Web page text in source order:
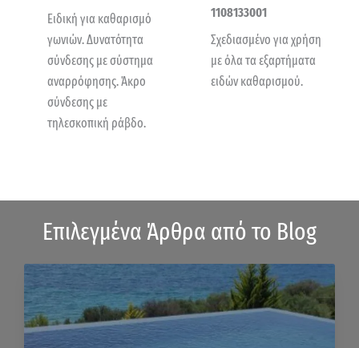
Ειδική για καθαρισμό
γωνιών. Δυνατότητα
σύνδεσης με σύστημα
αναρρόφησης. Άκρο
σύνδεσης με
τηλεσκοπική ράβδο.
1108133001
Σχεδιασμένο για χρήση
με όλα τα εξαρτήματα
ειδών καθαρισμού.
Επιλεγμένα Άρθρα από το Blog